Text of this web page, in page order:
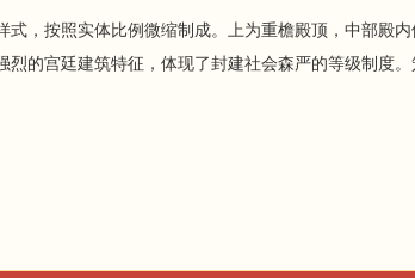
式，按照实体比例微缩制成。上为重檐殿顶，中部殿
烈的宫廷建筑特征，体现了封建社会森严的等级制度。